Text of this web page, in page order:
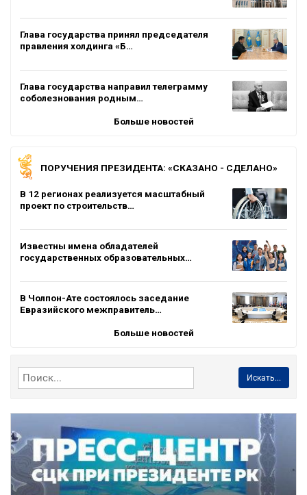
Глава государства принял председателя
правления холдинга «Б…
Глава государства направил телеграмму
соболезнования родным…
Больше новостей
ПОРУЧЕНИЯ ПРЕЗИДЕНТА: «СКАЗАНО - СДЕЛАНО»
В 12 регионах реализуется масштабный
проект по строительств…
Известны имена обладателей
государственных образовательных…
В Чолпон-Ате состоялось заседание
Евразийского межправитель…
Больше новостей
Искать...